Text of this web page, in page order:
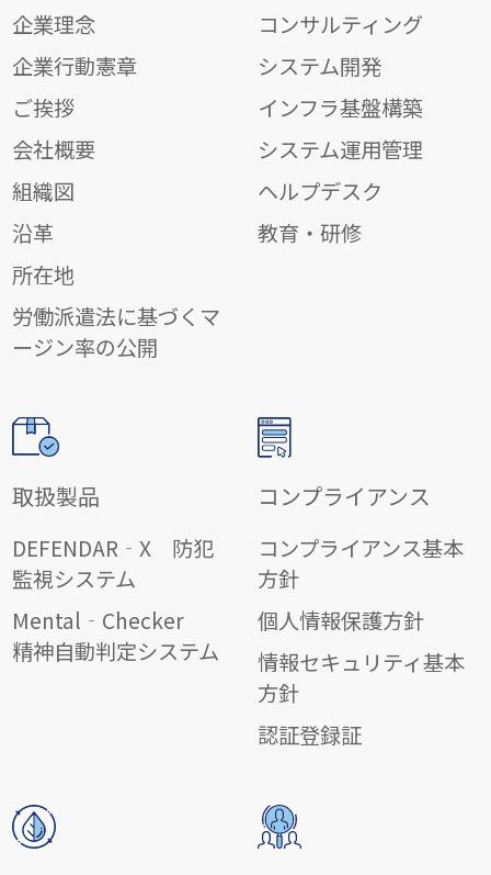
企業理念
企業行動憲章
ご挨拶
会社概要
組織図
沿革
所在地
労働派遣法に基づくマ
ージン率の公開
コンサルティング
システム開発
インフラ基盤構築
システム運用管理
ヘルプデスク
教育・研修
取扱製品
DEFENDAR‐X 防犯
監視システム
Mental‐Checker
精神自動判定システム
コンプライアンス
コンプライアンス基本
方針
個人情報保護方針
情報セキュリティ基本
方針
認証登録証